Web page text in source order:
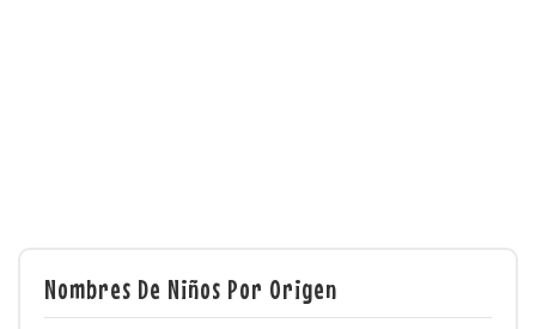
Nombres De Niños Por Origen